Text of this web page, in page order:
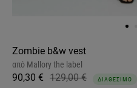
Zombie b&w vest
από Mallory the label
90,30 € 129,00 € ΔΙΑΘΕΣΙΜΟ